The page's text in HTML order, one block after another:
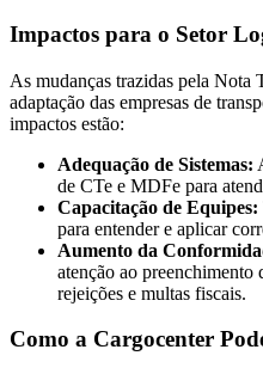
Impactos para o Setor
As mudanças trazidas pela Nota
adaptação das empresas de
impactos estão:
Adequação de Sistemas:
de CTe e MDFe para
Capacitação de Equipes:
para entender e aplicar
Aumento da
atenção ao preenchimento
rejeições e multas fiscais.
Como a Cargocenter